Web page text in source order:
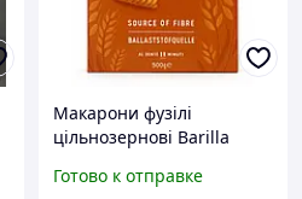
Макарони фузілі
цільнозернові Barilla
Готово к отправке